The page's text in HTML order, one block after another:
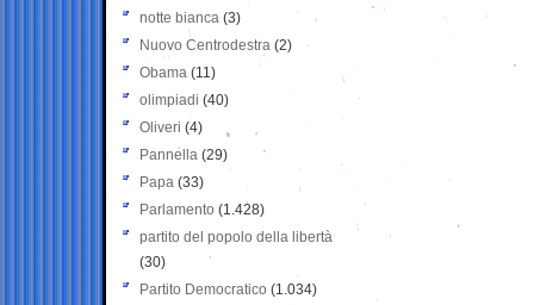
notte bianca (3)
Nuovo Centrodestra (2)
Obama (11)
olimpiadi (40)
Oliveri (4)
Pannella (29)
Papa (33)
Parlamento (1.428)
partito del popolo della libertà
(30)
Partito Democratico (1.034)